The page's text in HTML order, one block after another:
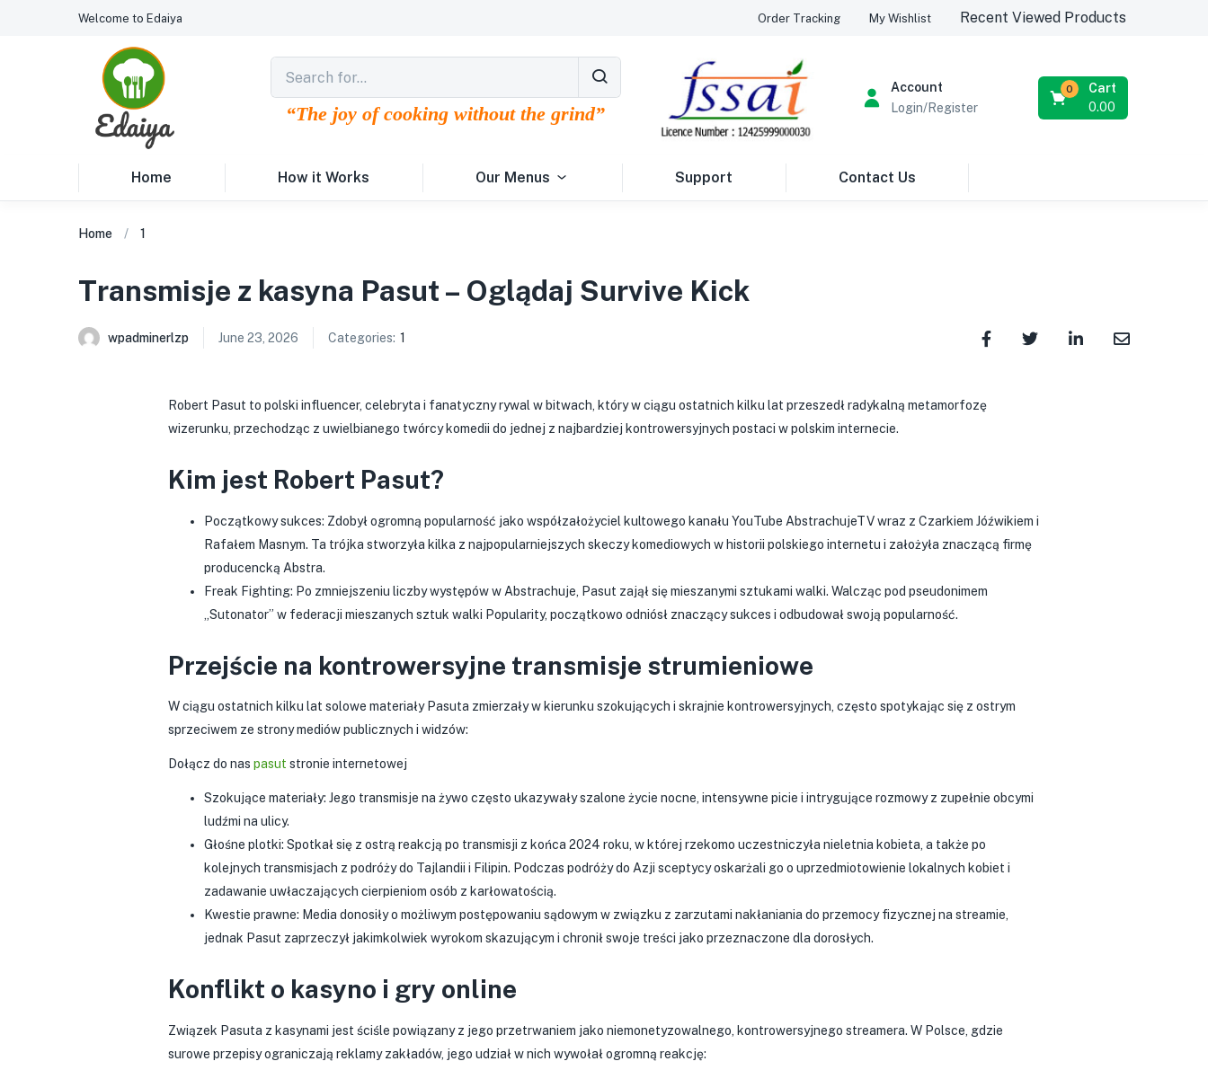
Welcome to Edaiya Order Tracking My Wishlist Recent Viewed Products
“The joy of cooking without the grind”
Account
Login/Register
Cart
0
0.00
Home How it Works Our Menus Support Contact Us
Home 1
Transmisje z kasyna Pasut – Oglądaj Survive Kick
wpadminerlzp June 23, 2026 Categories: 1
Robert Pasut to polski influencer, celebryta i fanatyczny rywal w bitwach, który w ciągu ostatnich kilku lat przeszedł radykalną metamorfozę
wizerunku, przechodząc z uwielbianego twórcy komedii do jednej z najbardziej kontrowersyjnych postaci w polskim internecie.
Kim jest Robert Pasut?
Początkowy sukces: Zdobył ogromną popularność jako współzałożyciel kultowego kanału YouTube AbstrachujeTV wraz z Czarkiem Jóźwikiem i
Rafałem Masnym. Ta trójka stworzyła kilka z najpopularniejszych skeczy komediowych w historii polskiego internetu i założyła znaczącą firmę
producencką Abstra.
Freak Fighting: Po zmniejszeniu liczby występów w Abstrachuje, Pasut zajął się mieszanymi sztukami walki. Walcząc pod pseudonimem
„Sutonator” w federacji mieszanych sztuk walki Popularity, początkowo odniósł znaczący sukces i odbudował swoją popularność.
Przejście na kontrowersyjne transmisje strumieniowe
W ciągu ostatnich kilku lat solowe materiały Pasuta zmierzały w kierunku szokujących i skrajnie kontrowersyjnych, często spotykając się z ostrym
sprzeciwem ze strony mediów publicznych i widzów:
Dołącz do nas pasut stronie internetowej
Szokujące materiały: Jego transmisje na żywo często ukazywały szalone życie nocne, intensywne picie i intrygujące rozmowy z zupełnie obcymi
ludźmi na ulicy.
Głośne plotki: Spotkał się z ostrą reakcją po transmisji z końca 2024 roku, w której rzekomo uczestniczyła nieletnia kobieta, a także po
kolejnych transmisjach z podróży do Tajlandii i Filipin. Podczas podróży do Azji sceptycy oskarżali go o uprzedmiotowienie lokalnych kobiet i
zadawanie uwłaczających cierpieniom osób z karłowatością.
Kwestie prawne: Media donosiły o możliwym postępowaniu sądowym w związku z zarzutami nakłaniania do przemocy fizycznej na streamie,
jednak Pasut zaprzeczył jakimkolwiek wyrokom skazującym i chronił swoje treści jako przeznaczone dla dorosłych.
Konflikt o kasyno i gry online
Związek Pasuta z kasynami jest ściśle powiązany z jego przetrwaniem jako niemonetyzowalnego, kontrowersyjnego streamera. W Polsce, gdzie
surowe przepisy ograniczają reklamy zakładów, jego udział w nich wywołał ogromną reakcję: